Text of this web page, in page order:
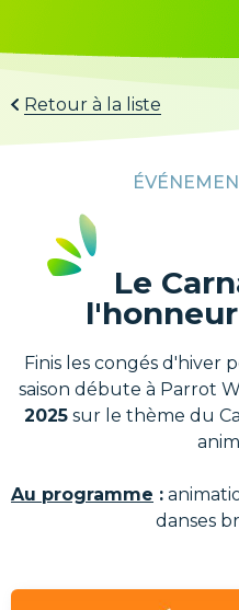
Retour à la liste
Le
Finis les congés d'hiver
saison débute à Parrot
2025sur le thème du
Au programme :
danses